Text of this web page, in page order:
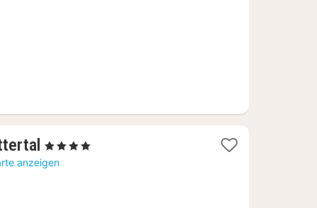
1
Nacht
, 4 Sterne
anzeigen